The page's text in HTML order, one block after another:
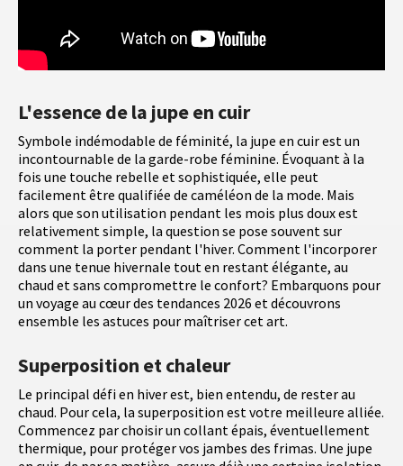
L'essence de la jupe en cuir
Symbole indémodable de féminité, la jupe en cuir est un
incontournable de la garde-robe féminine. Évoquant à la
fois une touche rebelle et sophistiquée, elle peut
facilement être qualifiée de caméléon de la mode. Mais
alors que son utilisation pendant les mois plus doux est
relativement simple, la question se pose souvent sur
comment la porter pendant l'hiver. Comment l'incorporer
dans une tenue hivernale tout en restant élégante, au
chaud et sans compromettre le confort? Embarquons pour
un voyage au cœur des tendances 2026 et découvrons
ensemble les astuces pour maîtriser cet art.
Superposition et chaleur
Le principal défi en hiver est, bien entendu, de rester au
chaud. Pour cela, la superposition est votre meilleure alliée.
Commencez par choisir un collant épais, éventuellement
thermique, pour protéger vos jambes des frimas. Une jupe